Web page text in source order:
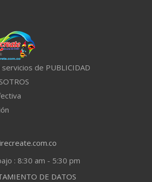
de PUBLICIDAD
: 8:30 am - 5:30 pm
DE DATOS